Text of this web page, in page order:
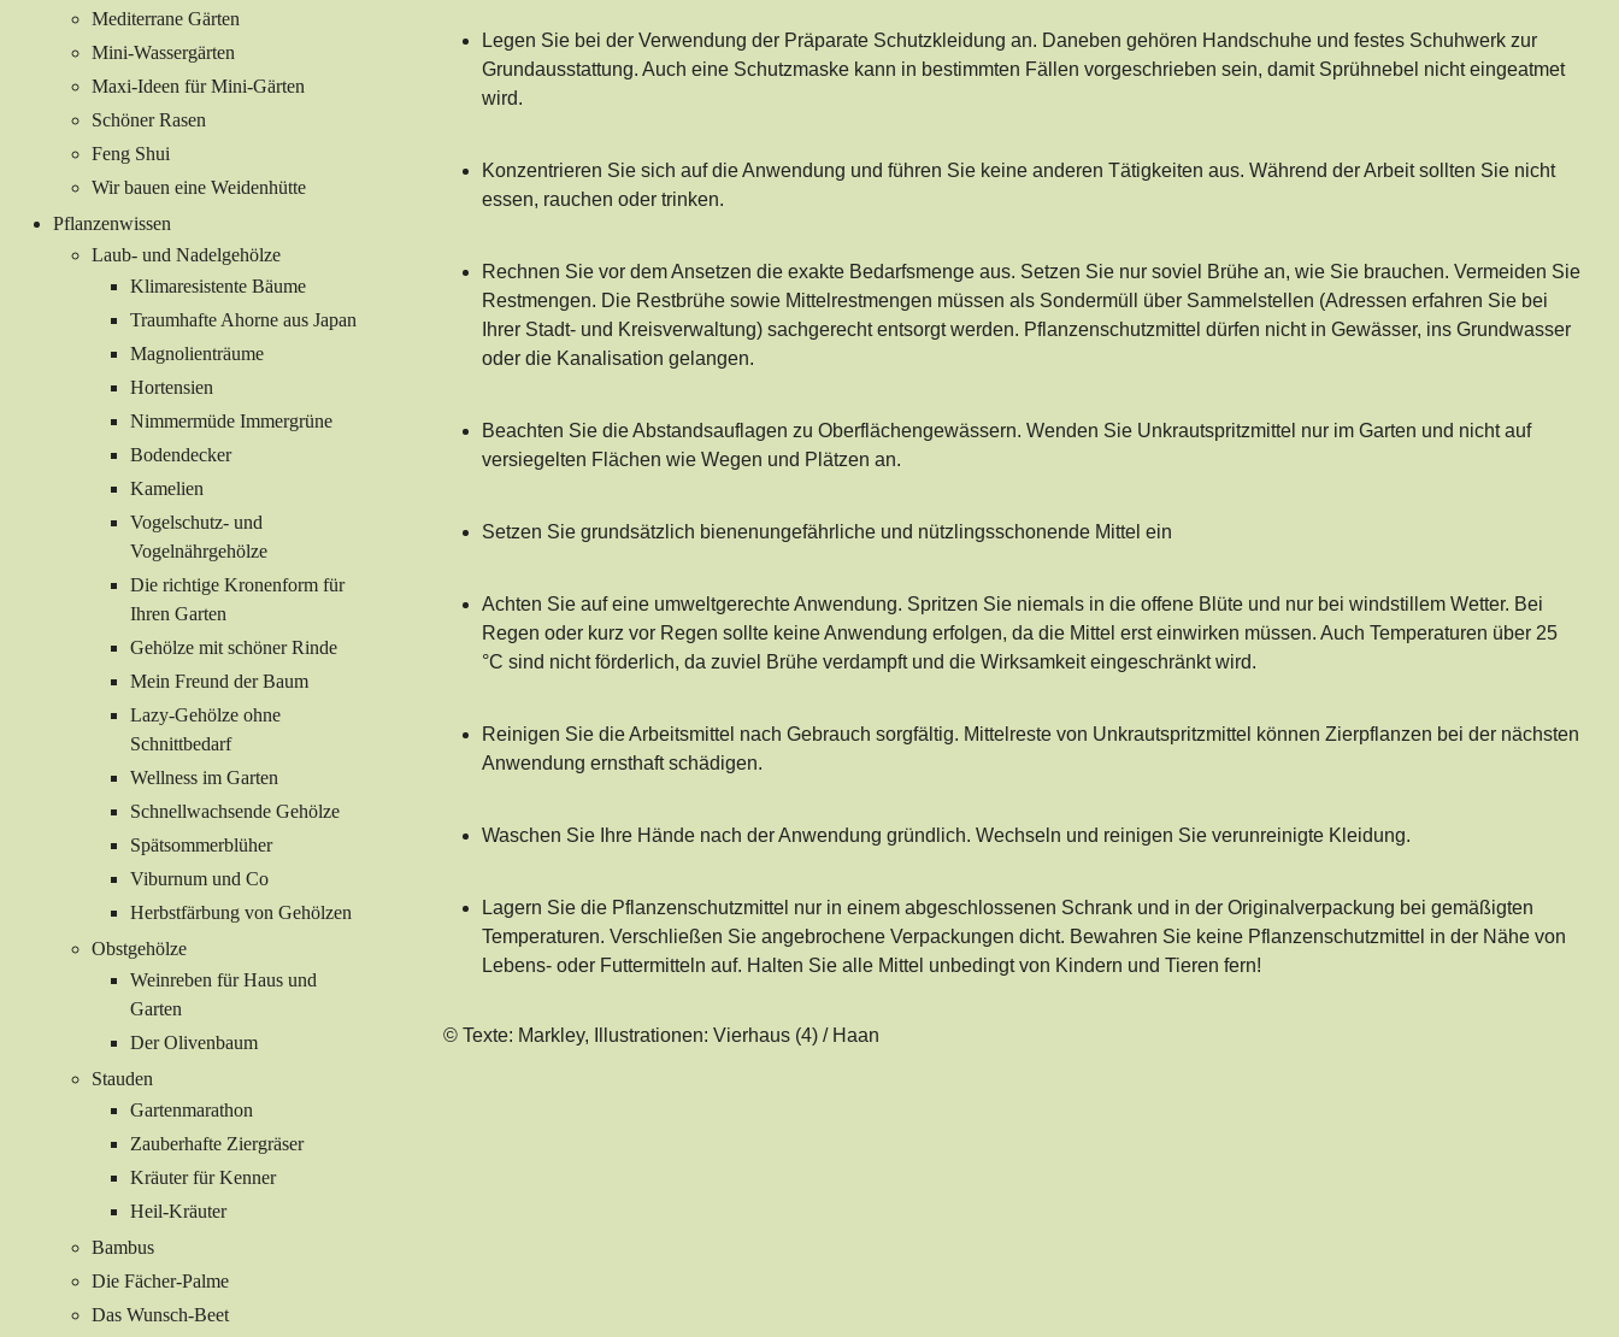
Mediterrane Gärten
Mini-Wassergärten
Maxi-Ideen für Mini-Gärten
Schöner Rasen
Feng Shui
Wir bauen eine Weidenhütte
Pflanzenwissen
Laub- und Nadelgehölze
Klimaresistente Bäume
Traumhafte Ahorne aus Japan
Magnolienträume
Hortensien
Nimmermüde Immergrüne
Bodendecker
Kamelien
Vogelschutz- und
Vogelnährgehölze
Die richtige Kronenform für
Ihren Garten
Gehölze mit schöner Rinde
Mein Freund der Baum
Lazy-Gehölze ohne
Schnittbedarf
Wellness im Garten
Schnellwachsende Gehölze
Spätsommerblüher
Viburnum und Co
Herbstfärbung von Gehölzen
Obstgehölze
Weinreben für Haus und
Garten
Der Olivenbaum
Stauden
Gartenmarathon
Zauberhafte Ziergräser
Kräuter für Kenner
Heil-Kräuter
Bambus
Die Fächer-Palme
Das Wunsch-Beet
Legen Sie bei der Verwendung der Präparate Schutzkleidung an. Daneben gehören Handschuhe und festes Schuhwerk zur
Grundausstattung. Auch eine Schutzmaske kann in bestimmten Fällen vorgeschrieben sein, damit Sprühnebel nicht eingeatmet
wird.
Konzentrieren Sie sich auf die Anwendung und führen Sie keine anderen Tätigkeiten aus. Während der Arbeit sollten Sie nicht
essen, rauchen oder trinken.
Rechnen Sie vor dem Ansetzen die exakte Bedarfsmenge aus. Setzen Sie nur soviel Brühe an, wie Sie brauchen. Vermeiden Sie
Restmengen. Die Restbrühe sowie Mittelrestmengen müssen als Sondermüll über Sammelstellen (Adressen erfahren Sie bei
Ihrer Stadt- und Kreisverwaltung) sachgerecht entsorgt werden. Pflanzenschutzmittel dürfen nicht in Gewässer, ins Grundwasser
oder die Kanalisation gelangen.
Beachten Sie die Abstandsauflagen zu Oberflächengewässern. Wenden Sie Unkrautspritzmittel nur im Garten und nicht auf
versiegelten Flächen wie Wegen und Plätzen an.
Setzen Sie grundsätzlich bienenungefährliche und nützlingsschonende Mittel ein
Achten Sie auf eine umweltgerechte Anwendung. Spritzen Sie niemals in die offene Blüte und nur bei windstillem Wetter. Bei
Regen oder kurz vor Regen sollte keine Anwendung erfolgen, da die Mittel erst einwirken müssen. Auch Temperaturen über 25
°C sind nicht förderlich, da zuviel Brühe verdampft und die Wirksamkeit eingeschränkt wird.
Reinigen Sie die Arbeitsmittel nach Gebrauch sorgfältig. Mittelreste von Unkrautspritzmittel können Zierpflanzen bei der nächsten
Anwendung ernsthaft schädigen.
Waschen Sie Ihre Hände nach der Anwendung gründlich. Wechseln und reinigen Sie verunreinigte Kleidung.
Lagern Sie die Pflanzenschutzmittel nur in einem abgeschlossenen Schrank und in der Originalverpackung bei gemäßigten
Temperaturen. Verschließen Sie angebrochene Verpackungen dicht. Bewahren Sie keine Pflanzenschutzmittel in der Nähe von
Lebens- oder Futtermitteln auf. Halten Sie alle Mittel unbedingt von Kindern und Tieren fern!
© Texte: Markley, Illustrationen: Vierhaus (4) / Haan